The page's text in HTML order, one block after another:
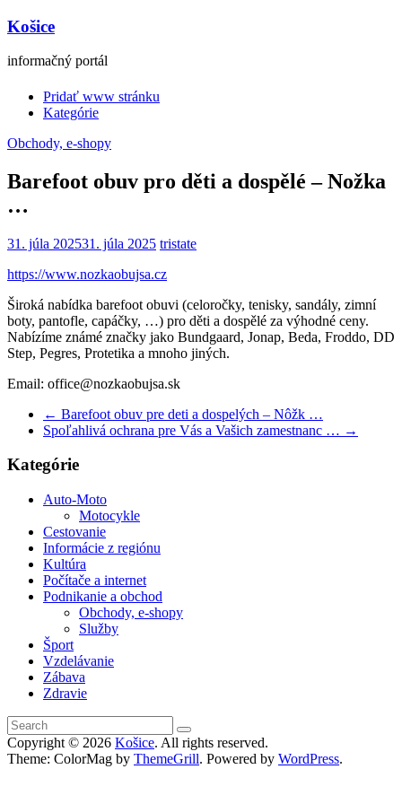
Košice
informačný portál
Pridať www stránku
Kategórie
Obchody, e-shopy
Barefoot obuv pro děti a dospělé – Nožka
…
31. júla 202531. júla 2025 tristate
https://www.nozkaobujsa.cz
Široká nabídka barefoot obuvi (celoročky, tenisky, sandály, zimní
boty, pantofle, capáčky, …) pro děti a dospělé za výhodné ceny.
Nabízíme známé značky jako Bundgaard, Jonap, Beda, Froddo, DD
Step, Pegres, Protetika a mnoho jiných.
Email: office@nozkaobujsa.sk
← Barefoot obuv pre deti a dospelých – Nôžk …
Spoľahlivá ochrana pre Vás a Vašich zamestnanc … →
Kategórie
Auto-Moto
Motocykle
Cestovanie
Informácie z regiónu
Kultúra
Počítače a internet
Podnikanie a obchod
Obchody, e-shopy
Služby
Šport
Vzdelávanie
Zábava
Zdravie
Copyright © 2026 Košice. All rights reserved.
Theme: ColorMag by ThemeGrill. Powered by WordPress.